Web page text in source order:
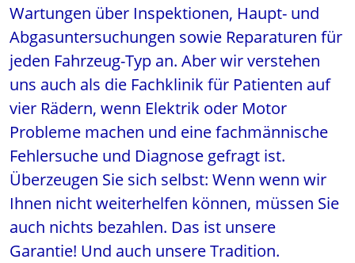
Wartungen über Inspektionen, Haupt- und
Abgasuntersuchungen sowie Reparaturen für
jeden Fahrzeug-Typ an. Aber wir verstehen
uns auch als die Fachklinik für Patienten auf
vier Rädern, wenn Elektrik oder Motor
Probleme machen und eine fachmännische
Fehlersuche und Diagnose gefragt ist.
Überzeugen Sie sich selbst: Wenn wenn wir
Ihnen nicht weiterhelfen können, müssen Sie
auch nichts bezahlen. Das ist unsere
Garantie! Und auch unsere Tradition.